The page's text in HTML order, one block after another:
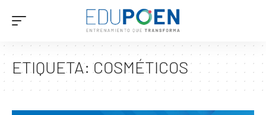
ETIQUETA:COSMÉTICOS